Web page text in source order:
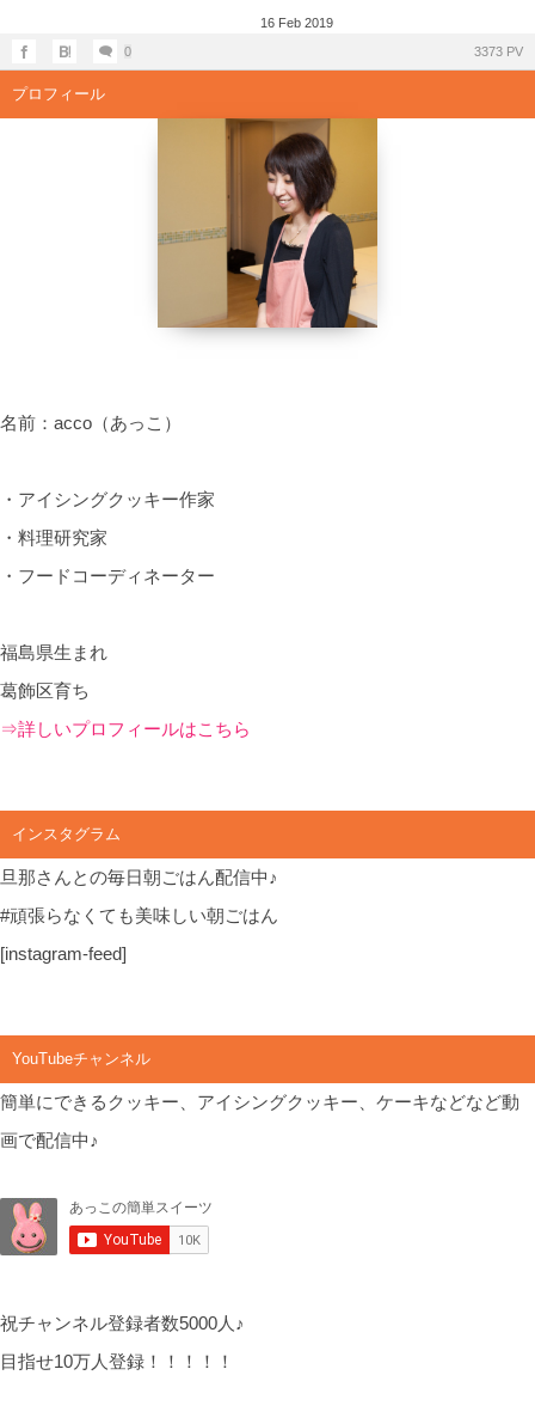
16 Feb 2019
0
3373 PV
プロフィール
名前：acco（あっこ）
・アイシングクッキー作家
・料理研究家
・フードコーディネーター
福島県生まれ
葛飾区育ち
⇒詳しいプロフィールはこちら
インスタグラム
旦那さんとの毎日朝ごはん配信中♪
#頑張らなくても美味しい朝ごはん
[instagram-feed]
YouTubeチャンネル
簡単にできるクッキー、アイシングクッキー、ケーキなどなど動
画で配信中♪
祝チャンネル登録者数5000人♪
目指せ10万人登録！！！！！